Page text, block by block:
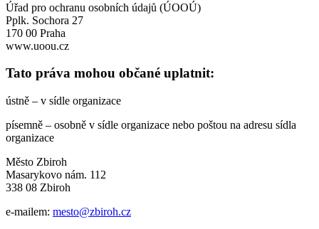
Úřad pro ochranu osobních údajů (ÚOOÚ)
Pplk. Sochora 27
170 00 Praha
www.uoou.cz
Tato práva mohou občané uplatnit:
ústně – v sídle organizace
písemně – osobně v sídle organizace nebo poštou na adresu sídla
organizace
Město Zbiroh
Masarykovo nám. 112
338 08 Zbiroh
e-mailem: mesto@zbiroh.cz